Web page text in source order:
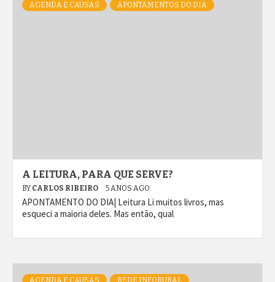
AGENDA E CAUSAS APONTAMENTOS DO DIA
A LEITURA, PARA QUE SERVE?
BY CARLOS RIBEIRO 5 ANOS AGO
APONTAMENTO DO DIA| Leitura Li muitos livros, mas
esqueci a maioria deles. Mas então, qual
AGENDA E CAUSAS REDE INFORURAL